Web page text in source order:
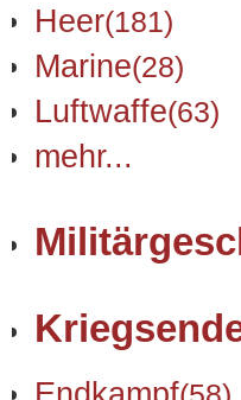
Heer(181)
Marine(28)
Luftwaffe(63)
mehr...